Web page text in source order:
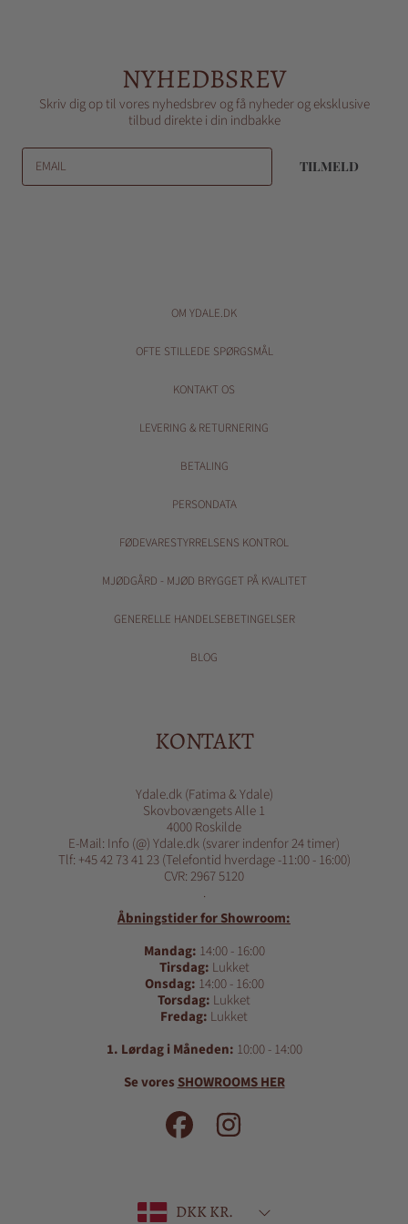
NYHEDBSREV
Skriv dig op til vores nyhedsbrev og få nyheder og eksklusive
tilbud direkte i din indbakke
EMAIL TILMELD
OM YDALE.DK
OFTE STILLEDE SPØRGSMÅL
KONTAKT OS
LEVERING & RETURNERING
BETALING
PERSONDATA
FØDEVARESTYRRELSENS KONTROL
MJØDGÅRD - MJØD BRYGGET PÅ KVALITET
GENERELLE HANDELSEBETINGELSER
BLOG
KONTAKT
Ydale.dk (Fatima & Ydale)
Skovbovængets Alle 1
4000 Roskilde
E-Mail: Info (@) Ydale.dk (svarer indenfor 24 timer)
Tlf: +45 42 73 41 23 (Telefontid hverdage -11:00 - 16:00)
CVR: 2967 5120
.
Åbningstider for Showroom:
Mandag: 14:00 - 16:00
Tirsdag: Lukket
Onsdag: 14:00 - 16:00
Torsdag: Lukket
Fredag: Lukket
1. Lørdag i Måneden: 10:00 - 14:00
Se vores SHOWROOMS HER
FACEBOOK
DKK KR.